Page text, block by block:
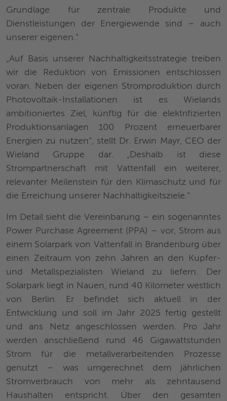
Grundlage für zentrale Produkte und
Dienstleistungen der Energiewende sind – auch
unserer eigenen.“
„Auf Basis unserer Nachhaltigkeitsstrategie treiben
wir die Reduktion von Emissionen entschlossen
voran. Neben der eigenen Stromproduktion durch
Photovoltaik-Installationen ist es Wielands
ambitioniertes Ziel, künftig für die elektrifizierten
Produktionsanlagen 100 Prozent erneuerbarer
Energien zu nutzen“, stellt Dr. Erwin Mayr, CEO der
Wieland Gruppe dar. „Deshalb ist diese
Strompartnerschaft mit Vattenfall ein weiterer,
relevanter Meilenstein für den Klimaschutz und für
die Erreichung unserer Nachhaltigkeitsziele.“
Im Detail sieht die Vereinbarung – ein sogenanntes
Power Purchase Agreement (PPA) – vor, Strom aus
einem Solarpark von Vattenfall in Brandenburg über
einen Zeitraum von zehn Jahren an den Kupfer-
und Metallspezialisten Wieland zu liefern. Der
Solarpark liegt in Nauen, rund 40 Kilometer westlich
von Berlin. Er befindet sich aktuell in der
Entwicklung und soll im Jahr 2025 fertig gestellt
und ans Netz angeschlossen werden. Pro Jahr
werden anschließend rund 46 Gigawattstunden
Strom für die metallverarbeitenden Prozesse
genutzt – was umgerechnet dem jährlichen
Stromverbrauch von mehr als zehntausend
Haushalten entspricht. Über den gesamten